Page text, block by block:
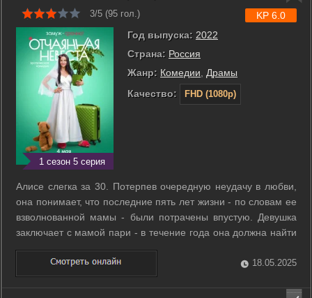
3/5 (95 гол.)
1 сезон 5 серия
Год выпуска: 2022
Страна: Россия
Жанр: Комедии
Драмы
Качество:
FHD (1080p)
KP 6.0
Алисе слегка за 30. Потерпев очередную неудачу в любви,
она понимает, что последние пять лет жизни - по словам ее
взволнованной мамы - были потрачены впустую. Девушка
заключает с мамой пари - в течение года она должна найти
мужа. Будучи студенткой режиссерского факультета
киношколы, Алиса решает снять фильм о своем будущем
муже, но для начала ей ...
18.05.2025